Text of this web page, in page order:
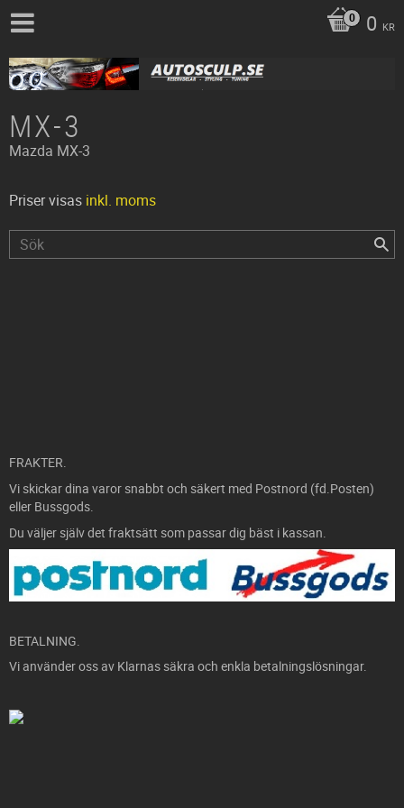
0 KR
MX-3
Mazda MX-3
Priser visas inkl. moms
FRAKTER.
Vi skickar dina varor snabbt och säkert med Postnord (fd.Posten)
eller Bussgods.
Du väljer själv det fraktsätt som passar dig bäst i kassan.
BETALNING.
Vi använder oss av Klarnas säkra och enkla betalningslösningar.